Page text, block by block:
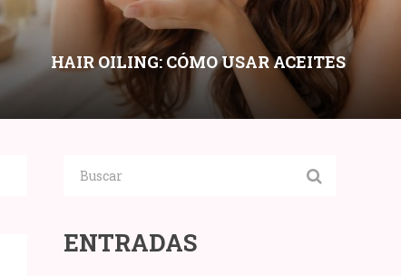
HAIR OILING: CÓMO USAR ACEITES
CAPILARES SIN ENGRASAR SEGÚN
POROSIDAD Y TIPO DE CABELLO
Compartir:
ENTRADAS